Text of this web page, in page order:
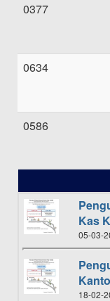
0377
0634
0586
Kas
05-03-
18-02-